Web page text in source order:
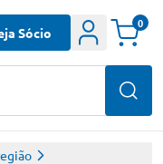
Sócio
0